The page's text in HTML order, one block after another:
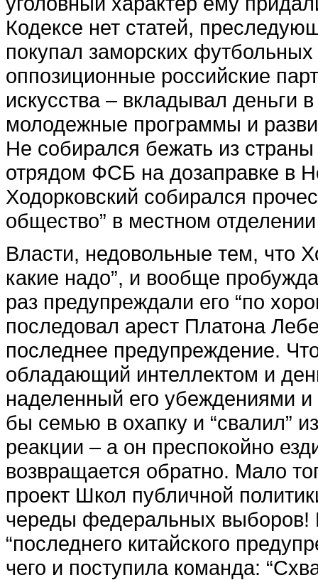
Кодексе нет статей,
покупал заморских
оппозиционные российские
искусства – вкладывал деньги
молодежные программы и
Не собирался бежать из
отрядом ФСБ на дозаправке в
Ходорковский собирался
общество” в местном
Власти, недовольные тем, что
какие надо”, и вообще
раз предупреждали его “по
последовал арест Платона
последнее предупреждение.
обладающий интеллектом и
наделенный его убеждениями
бы семью в охапку и “свалил”
реакции – а он преспокойно
возвращается обратно. Мало
проект Школ публичной
череды федеральных выборов!
“последнего китайского
чего и поступила команда: